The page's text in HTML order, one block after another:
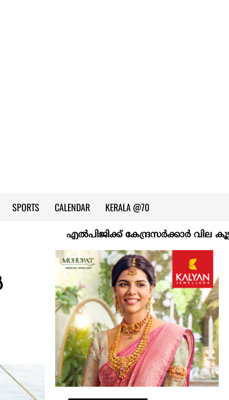
SPORTS CALENDAR KERALA @70
എല്‍പിജിക്ക് കേന്ദ്രസർക്കാർ വില